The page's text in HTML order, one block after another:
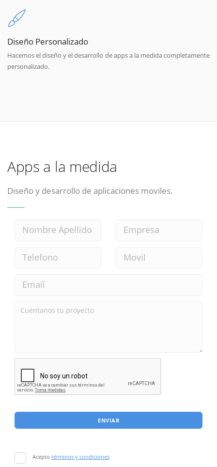
Diseño Personalizado
Hacemos el diseño y el desarrollo de apps a la medida completamente
personalizado.
Apps a la medida
Diseño y desarrollo de aplicaciones moviles.
ENVIAR
Acepto términos y condiciones